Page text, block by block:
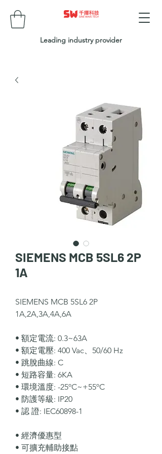
Leading industry provider
SIEMENS MCB 5SL6 2P
1A
SIEMENS MCB 5SL6 2P
1A,2A,3A,4A,6A
• 額定電流: 0.3~63A
• 額定電壓: 400 Vac、50/60 Hz
• 跳脫曲線: C
• 短路容量: 6KA
• 環境溫度: -25ºC~+55ºC
• 防護等級: IP20
• 認 證: IEC60898-1
• 經濟優惠型
• 可擴充輔助接點